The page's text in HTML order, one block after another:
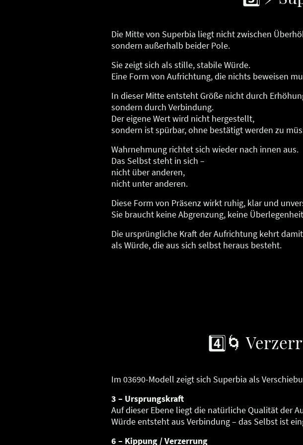
Die Mitte von Superbia liegt nicht zwischen
sondern außerhalb beider Pole.
Sie zeigt sich als stille, stabile Würde.
Eine Form von Aufrichtung, die nichts beweisen
In dieser Mitte entsteht Größe nicht durch
sondern durch Verbindung.
Der eigene Wert wird nicht hergestellt,
sondern ist spürbar, ohne bestätigt werden zu
Wahrnehmung richtet sich wieder nach innen aus.
Das Selbst steht in sich –
nicht über anderen,
nicht unter anderen.
Diese Form von Präsenz wirkt ruhig, klar und
Sie braucht keine Abgrenzung, keine
Die ursprüngliche Kraft der Aufrichtung kehrt
als Würde, die aus sich selbst heraus besteht.
4️⃣🌀
Im 03690-Modell zeigt sich Superbia als
3 – Ursprungskraft
Auf dieser Ebene liegt die natürliche Qualität der
Würde entsteht aus Verbindung – das Selbst ist
6 – Kippung / Verzerrung